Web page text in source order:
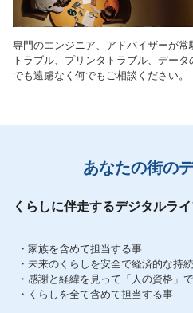
専門のエンジニア、アドバイザーが
トラブル、プリンタトラブル、デー
でも遠慮なく何でもご相談ください。
あなたの街の
くらしに伴走するデジタルラ
・家族を含めて担当する事
・未来のくらしを安全で経済的な持
・感謝と経緯を見って「人の資格」
・くらしを全て含めて担当する事